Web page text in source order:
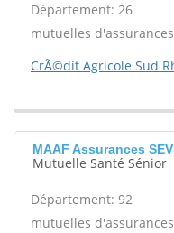
Département: 26
mutuelles d'assurances
CrÃ©dit Agricole Sud
MAAF Assurances
Mutuelle Santé Sénior
Département: 92
mutuelles d'assurances